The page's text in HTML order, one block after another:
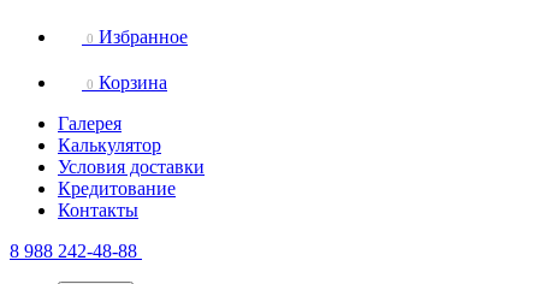
0 Избранное
0 Корзина
Галерея
Калькулятор
Условия доставки
Кредитование
Контакты
8 988 242-48-88